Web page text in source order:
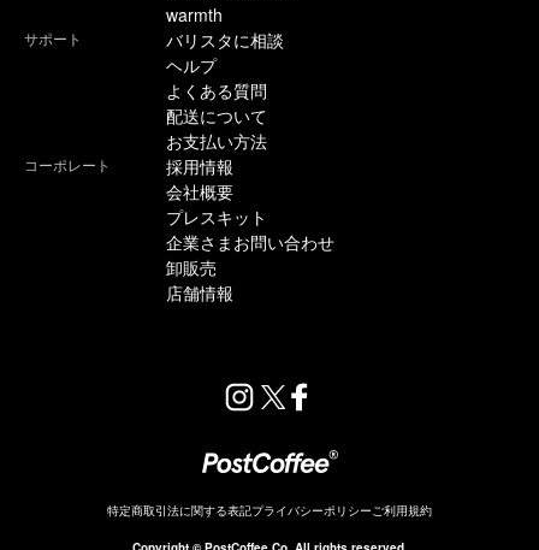
warmth
サポート
バリスタに相談
ヘルプ
よくある質問
配送について
お支払い方法
コーポレート
採用情報
会社概要
プレスキット
企業さまお問い合わせ
卸販売
店舗情報
特定商取引法に関する表記プライバシーポリシーご利用規約